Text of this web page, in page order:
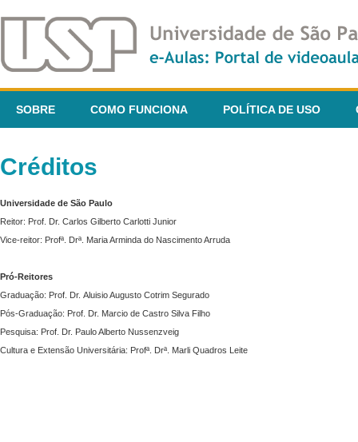
SOBRE COMO FUNCIONA POLÍTICA DE USO
Créditos
Universidade de São Paulo
Reitor: Prof. Dr. Carlos Gilberto Carlotti Junior
Vice-reitor: Profª. Drª. Maria Arminda do Nascimento Arruda
Pró-Reitores
Graduação: Prof. Dr. Aluisio Augusto Cotrim Segurado
Pós-Graduação: Prof. Dr. Marcio de Castro Silva Filho
Pesquisa: Prof. Dr. Paulo Alberto Nussenzveig
Cultura e Extensão Universitária: Profª. Drª. Marli Quadros Leite